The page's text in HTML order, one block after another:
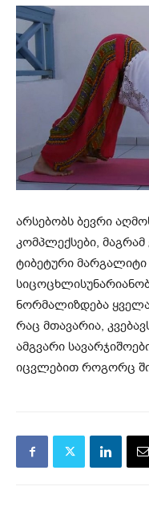
არსებობს ბევრი
კომპლექსები,
ტიბეტური
ნორმალიზდება
რაც მთავარია,
ამგვარი
იცვლებით როგორც